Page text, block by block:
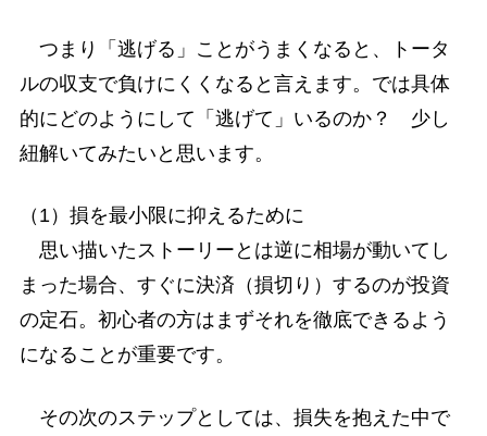
つまり「逃げる」ことがうまくなると、トータ
ルの収支で負けにくくなると言えます。では具体
的にどのようにして「逃げて」いるのか？ 少し
紐解いてみたいと思います。
（1）損を最小限に抑えるために
思い描いたストーリーとは逆に相場が動いてし
まった場合、すぐに決済（損切り）するのが投資
の定石。初心者の方はまずそれを徹底できるよう
になることが重要です。
その次のステップとしては、損失を抱えた中で